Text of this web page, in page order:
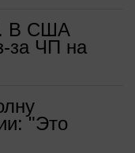
В США
за ЧП на
"Это